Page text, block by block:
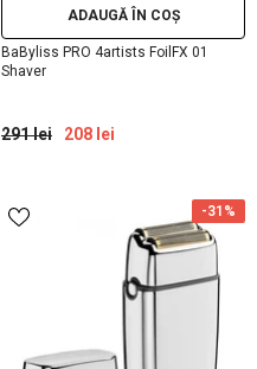
ADAUGĂ ÎN COȘ
BaByliss PRO 4artists FoilFX 01
Shaver
291 lei 208 lei
-31%